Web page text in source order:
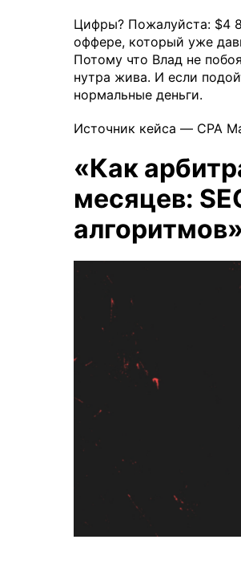
Цифры? Пожалуйста: $4
оффере, который уже
Потому что Влад не
нутра жива. И если
нормальные деньги.
Источник кейса — CPA
«Как
месяцев: